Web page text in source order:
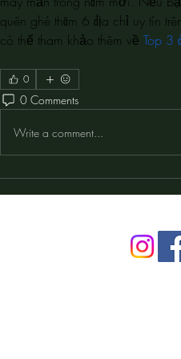
quên ghé thăm 6 địa chỉ uy tín
có thể tham khảo thêm về Top 3
0
0 Comments
Write a comment...